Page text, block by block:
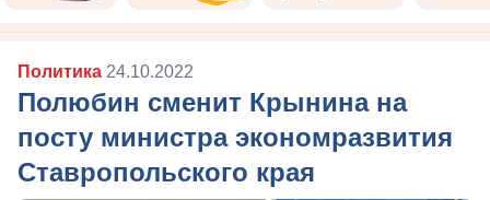
Политика 24.10.2022
Полюбин сменит Крынина на
посту министра экономразвития
Ставропольского края